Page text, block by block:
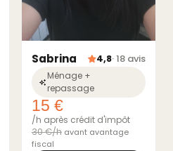
Sabrina 4,8· 18 avis
Ménage +
repassage
15 €
/h après crédit d'impôt
30 €/h avant avantage
fiscal